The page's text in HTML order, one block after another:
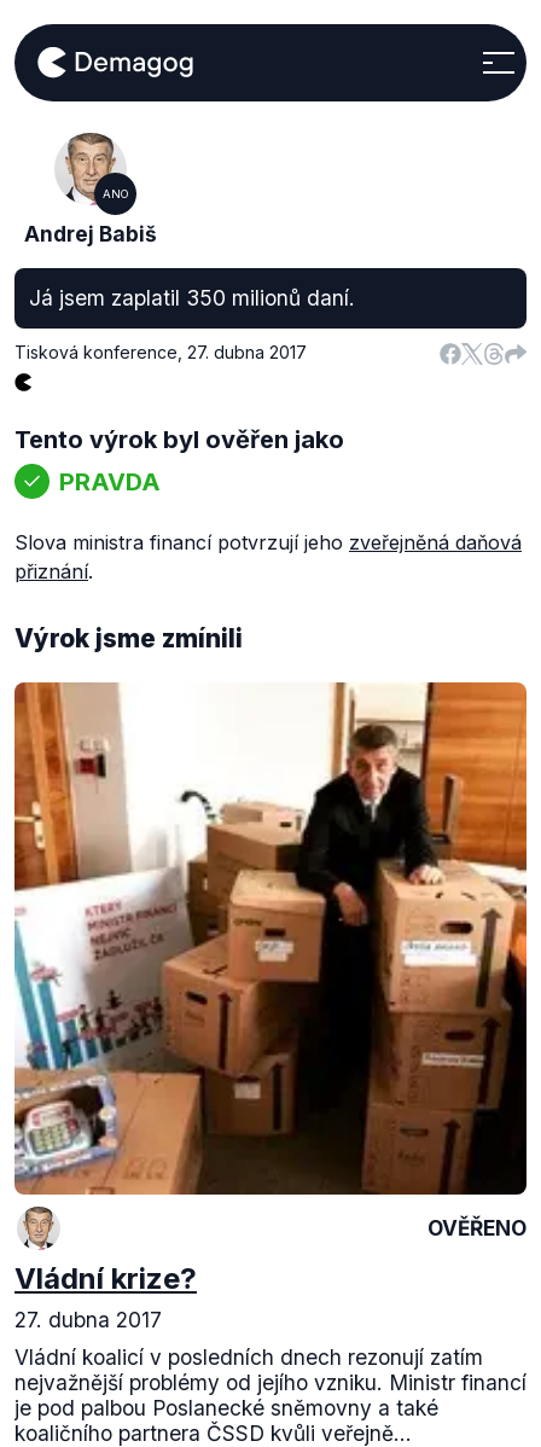
ANO
Andrej Babiš
Já jsem zaplatil 350 milionů daní.
Tisková konference 27. dubna 2017
Tento výrok byl ověřen jako
PRAVDA
Slova ministra financí potvrzují jeho zveřejněná daňová
přiznání.
Výrok jsme zmínili
OVĚŘENO
Vládní krize?
27. dubna 2017
Vládní koalicí v posledních dnech rezonují zatím
nejvažnější problémy od jejího vzniku. Ministr financí
je pod palbou Poslanecké sněmovny a také
koaličního partnera ČSSD kvůli veřejně...